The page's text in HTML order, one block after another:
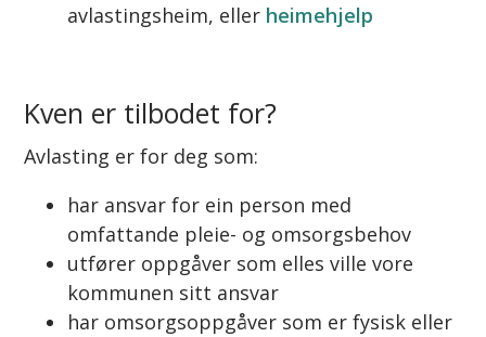
avlastingsheim, eller heimehjelp
Kven er tilbodet for?
Avlasting er for deg som:
har ansvar for ein person med
omfattande pleie- og omsorgsbehov
utfører oppgåver som elles ville vore
kommunen sitt ansvar
har omsorgsoppgåver som er fysisk eller